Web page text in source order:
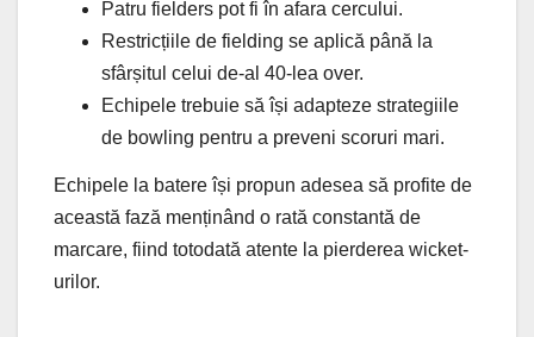
Patru fielders pot fi în afara cercului.
Restricțiile de fielding se aplică până la
sfârșitul celui de-al 40-lea over.
Echipele trebuie să își adapteze strategiile
de bowling pentru a preveni scoruri mari.
Echipele la batere își propun adesea să profite de
această fază menținând o rată constantă de
marcare, fiind totodată atente la pierderea wicket-
urilor.